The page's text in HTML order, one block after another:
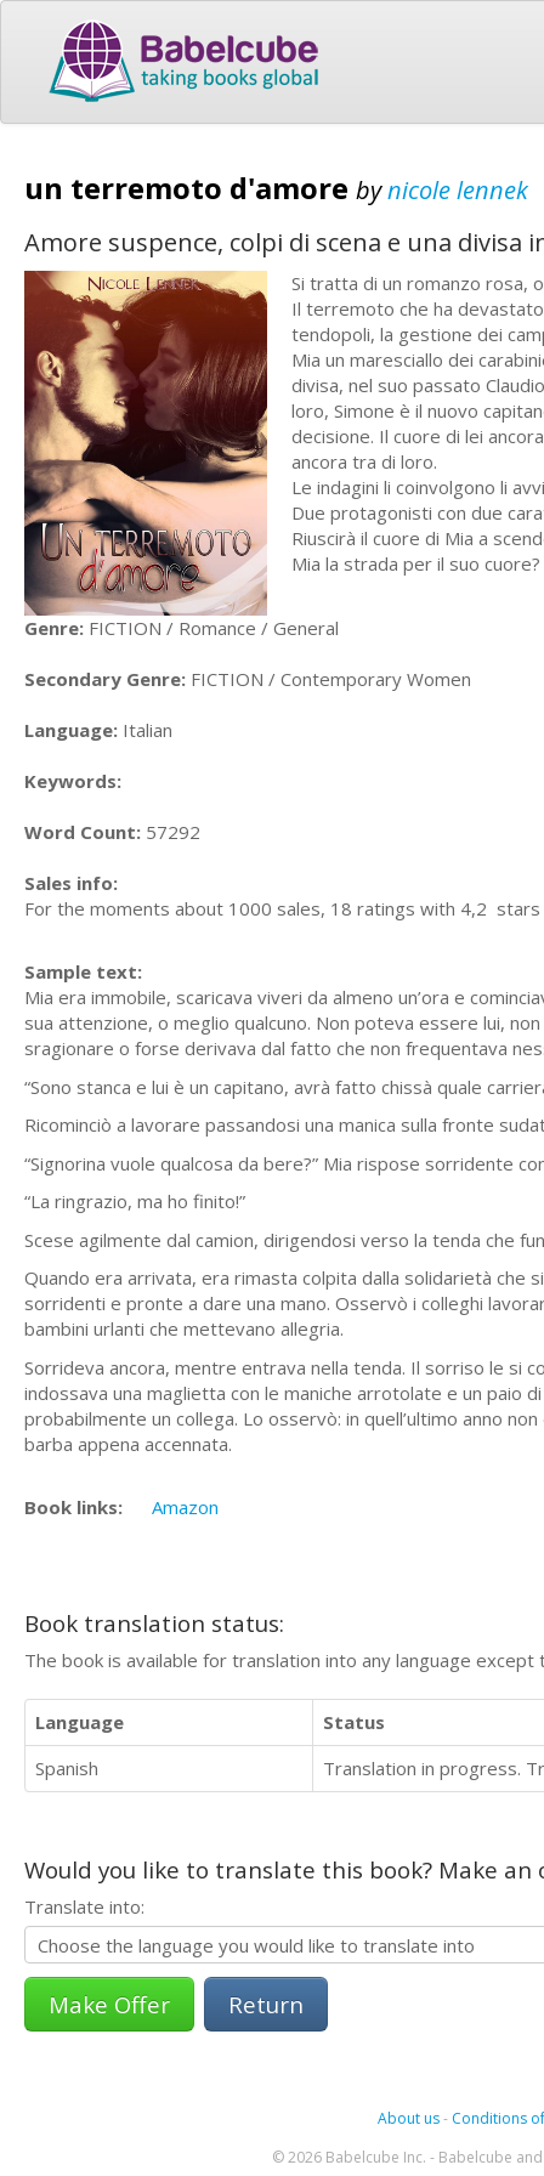
un terremoto d'amore bynicole lennek
Amore suspence, colpi di scena e una divisa
Si tratta di un romanzo rosa,
Il terremoto che ha
tendopoli, la gestione dei
Mia un maresciallo dei
divisa, nel suo passato
loro, Simone è il nuovo
decisione. Il cuore di lei
ancora tra di loro.
Le indagini li coinvolgono li
Due protagonisti con due
Riuscirà il cuore di Mia a
Mia la strada per il suo
Genre: FICTION / Romance / General
Secondary Genre: FICTION / Contemporary Women
Language: Italian
Keywords:
Word Count: 57292
Sales info:
For the moments about 1000 sales, 18 ratings with 4,2
Sample text:
Mia era immobile, scaricava viveri da almeno un’ora e
sua attenzione, o meglio qualcuno. Non poteva essere lui,
sragionare o forse derivava dal fatto che non frequentava
“Sono stanca e lui è un capitano, avrà fatto chissà quale
Ricominciò a lavorare passandosi una manica sulla fronte
“Signorina vuole qualcosa da bere?” Mia rispose sorridente
“La ringrazio, ma ho finito!”
Scese agilmente dal camion, dirigendosi verso la tenda che
Quando era arrivata, era rimasta colpita dalla solidarietà
sorridenti e pronte a dare una mano. Osservò i colleghi
bambini urlanti che mettevano allegria.
Sorrideva ancora, mentre entrava nella tenda. Il sorriso le si
indossava una maglietta con le maniche arrotolate e un paio
probabilmente un collega. Lo osservò: in quell’ultimo anno
barba appena accennata.
Book links: Amazon
Book translation status:
The book is available for translation into any language
Language
Status
Spanish
Translation in progress.
Would you like to translate this book? Make
Translate into:
Return
About us- Conditions
© 2026 Babelcube Inc. - Babelcube